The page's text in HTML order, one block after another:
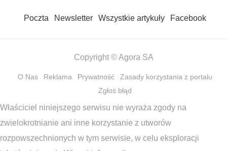
Poczta Newsletter Wszystkie artykuły Facebook
Copyright © Agora SA
O Nas Reklama Prywatność
Zasady korzystania z portalu
Zgłoś błąd
Właściciel niniejszego serwisu nie wyraża zgody na
zwielokrotnianie ani inne korzystanie z utworów
rozpowszechnionych w tym serwisie, w celu eksploracji